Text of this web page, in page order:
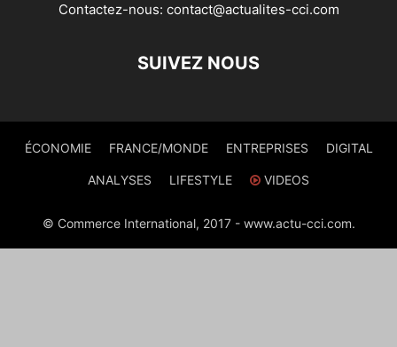
Contactez-nous: contact@actualites-cci.com
SUIVEZ NOUS
ÉCONOMIE FRANCE/MONDE ENTREPRISES DIGITAL
ANALYSES LIFESTYLE VIDEOS
© Commerce International, 2017 - www.actu-cci.com.